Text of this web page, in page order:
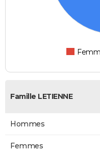
Famille LETIENNE
Hommes
Femmes